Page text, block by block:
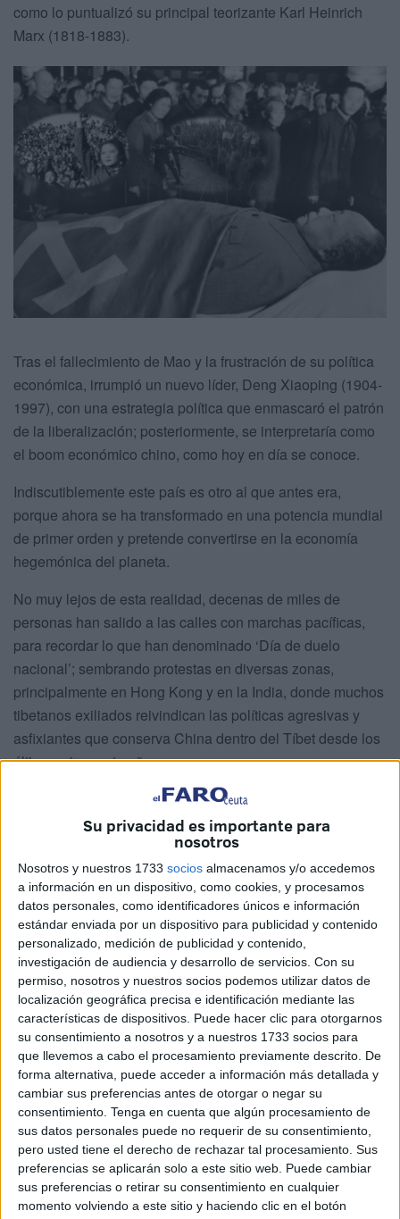
Su privacidad es importante para
nosotros
Nosotros y nuestros 1733 socios almacenamos y/o accedemos
a información en un dispositivo, como cookies, y procesamos
datos personales, como identificadores únicos e información
estándar enviada por un dispositivo para publicidad y contenido
personalizado, medición de publicidad y contenido,
investigación de audiencia y desarrollo de servicios. Con su
permiso, nosotros y nuestros socios podemos utilizar datos de
localización geográfica precisa e identificación mediante las
características de dispositivos. Puede hacer clic para otorgarnos
su consentimiento a nosotros y a nuestros 1733 socios para
que llevemos a cabo el procesamiento previamente descrito. De
forma alternativa, puede acceder a información más detallada y
cambiar sus preferencias antes de otorgar o negar su
consentimiento. Tenga en cuenta que algún procesamiento de
sus datos personales puede no requerir de su consentimiento,
pero usted tiene el derecho de rechazar tal procesamiento. Sus
preferencias se aplicarán solo a este sitio web. Puede cambiar
sus preferencias o retirar su consentimiento en cualquier
momento volviendo a este sitio y haciendo clic en el botón
como lo puntualizó su principal teorizante Karl Heinrich
Marx (1818-1883).
Tras el fallecimiento de Mao y la frustración de su política
económica, irrumpió un nuevo líder, Deng Xiaoping (1904-
1997), con una estrategia política que enmascaró el patrón
de la liberalización; posteriormente, se interpretaría como
el boom económico chino, como hoy en día se conoce.
Indiscutiblemente este país es otro al que antes era,
porque ahora se ha transformado en una potencia mundial
de primer orden y pretende convertirse en la economía
hegemónica del planeta.
No muy lejos de esta realidad, decenas de miles de
personas han salido a las calles con marchas pacíficas,
para recordar lo que han denominado ‘Día de duelo
nacional’; sembrando protestas en diversas zonas,
principalmente en Hong Kong y en la India, donde muchos
tibetanos exiliados reivindican las políticas agresivas y
asfixiantes que conserva China dentro del Tíbet desde los
últimos cincuenta años.
Y es que, un componente que podría implicar graves
turbulencias para este sistema, es precisamente Hong
Kong, inmerso en su peor crisis desde 1997; un territorio
semiautónomo que censura el naufragio de las libertades
en un conflicto identitario, con una progresiva injerencia de
Pekín en las cuestiones de esta región.
Si bien, Hong Kong, oficialmente Región Administrativa
Especial de la República Popular China, perderá su
autonomía en el año 2047, los efectos políticos que
pudiese causar esta coyuntura salpicaría la vertiente
económica, ya que este lugar singular es un centro
financiero internacional y una puerta de acceso de
importantes capitales e inversión.
La estampa de este espacio en el entorno geopolítico, es
un aval institucional para las firmas extranjeras con
relación al gigante asiático, lo que abre una incógnita, si
en verdad China estará capacitada para reproducir las